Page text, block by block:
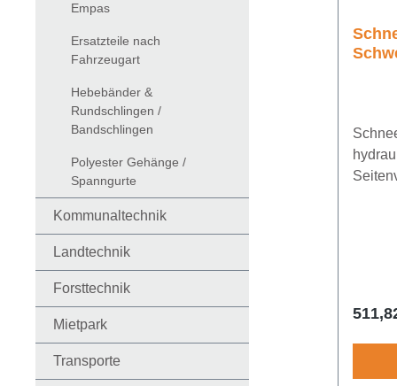
Empas
Ersatzteile nach
Fahrzeugart
Hebebänder &
Rundschlingen /
Bandschlingen
Polyester Gehänge /
Spanngurte
Kommunaltechnik
Landtechnik
Forsttechnik
Mietpark
Transporte